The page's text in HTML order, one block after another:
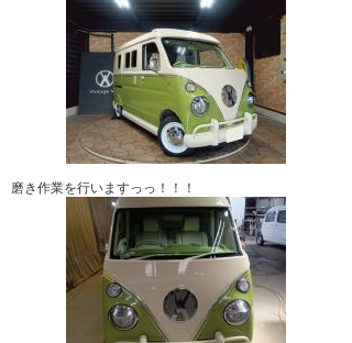
磨き作業を行いますっっ！！！